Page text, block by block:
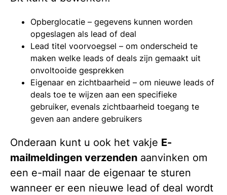
Opberglocatie – gegevens kunnen worden
opgeslagen als lead of deal
Lead titel voorvoegsel – om onderscheid te
maken welke leads of deals zijn gemaakt uit
onvoltooide gesprekken
Eigenaar en zichtbaarheid – om nieuwe leads of
deals toe te wijzen aan een specifieke
gebruiker, evenals zichtbaarheid toegang te
geven aan andere gebruikers
Onderaan kunt u ook het vakje E-
mailmeldingen verzenden aanvinken om
een e-mail naar de eigenaar te sturen
wanneer er een nieuwe lead of deal wordt